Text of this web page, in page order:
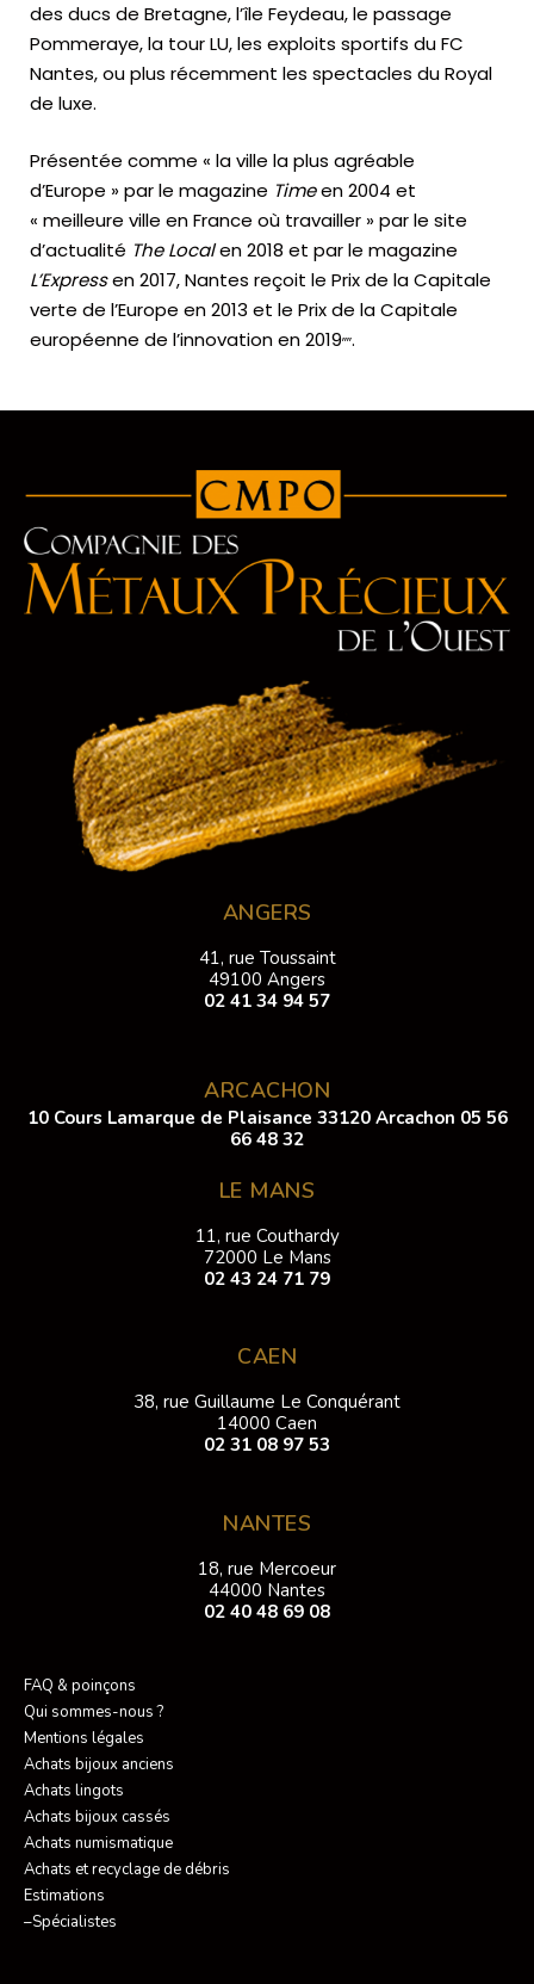
des ducs de Bretagne, l’île Feydeau, le passage
Pommeraye, la tour LU, les exploits sportifs du FC
Nantes, ou plus récemment les spectacles du Royal
de luxe.
Présentée comme « la ville la plus agréable
d’Europe » par le magazine Timeen 2004 et
« meilleure ville en France où travailler » par le site
d’actualité The Localen 2018 et par le magazine
L’Expressen 2017, Nantes reçoit le Prix de la Capitale
verte de l’Europe en 2013 et le Prix de la Capitale
européenne de l’innovation en 2019,,,,.
ANGERS
41, rue Toussaint
49100 Angers
02 41 34 94 57
ARCACHON
10 Cours Lamarque de Plaisance 33120 Arcachon 05 56
66 48 32
LE MANS
11, rue Couthardy
72000 Le Mans
02 43 24 71 79
CAEN
38, rue Guillaume Le Conquérant
14000 Caen
02 31 08 97 53
NANTES
18, rue Mercoeur
44000 Nantes
02 40 48 69 08
FAQ & poinçons
Qui sommes-nous ?
Mentions légales
Achats bijoux anciens
Achats lingots
Achats bijoux cassés
Achats numismatique
Achats et recyclage de débris
Estimations
–Spécialistes